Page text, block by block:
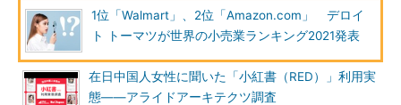
1位「Walmart」、2位「Amazon.com」 デロイ
ト トーマツが世界の小売業ランキング2021発表
在日中国人女性に聞いた「小紅書（RED）」利用実
態――アライドアーキテクツ調査